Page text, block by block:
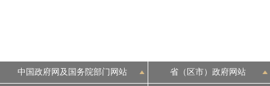
中国政府网及国务院部门网站 省（区市）政府网站